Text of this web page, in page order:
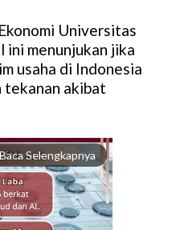
Universitas
ini menunjukan jika
usaha di Indonesia
tekanan akibat
Baca Selengkapnya